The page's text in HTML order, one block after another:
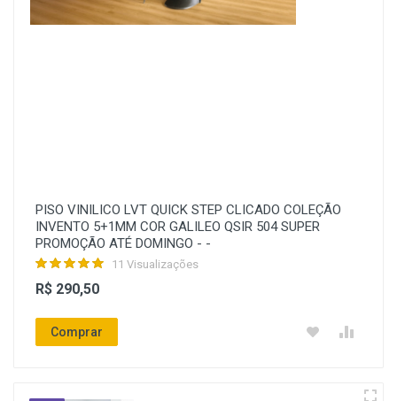
PISO VINILICO LVT QUICK STEP CLICADO COLEÇÃO
INVENTO 5+1MM COR GALILEO QSIR 504 SUPER
PROMOÇÃO ATÉ DOMINGO - -
11 Visualizações
R$ 290,50
Comprar